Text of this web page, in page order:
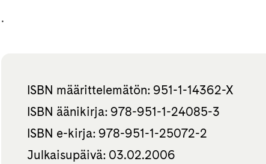
.
ISBN määrittelemätön: 951-1-14362-X
ISBN äänikirja: 978-951-1-24085-3
ISBN e-kirja: 978-951-1-25072-2
Julkaisupäivä: 03.02.2006